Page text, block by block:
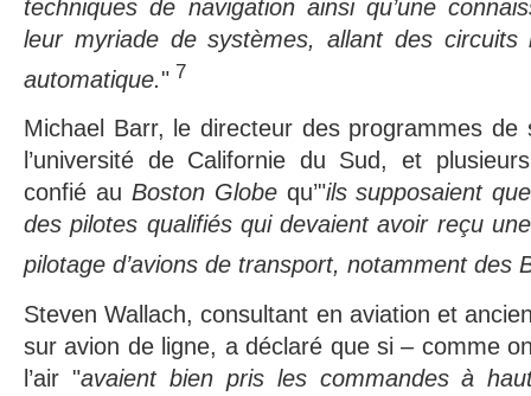
techniques de navigation ainsi qu’une
leur myriade de systèmes, allant des circuits
automatique." 7
Michael Barr, le directeur des programmes de
l’université de Californie du Sud, et
confié au Boston Globequ’"ils supposaient
des pilotes qualifiés qui devaient avoir reçu
pilotage d’avions de transport, notamment des
Steven Wallach, consultant en aviation et
sur avion de ligne, a déclaré que si – comme
l’air "avaient bien pris les commandes à